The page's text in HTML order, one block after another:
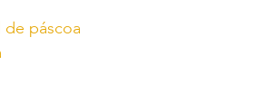
de páscoa